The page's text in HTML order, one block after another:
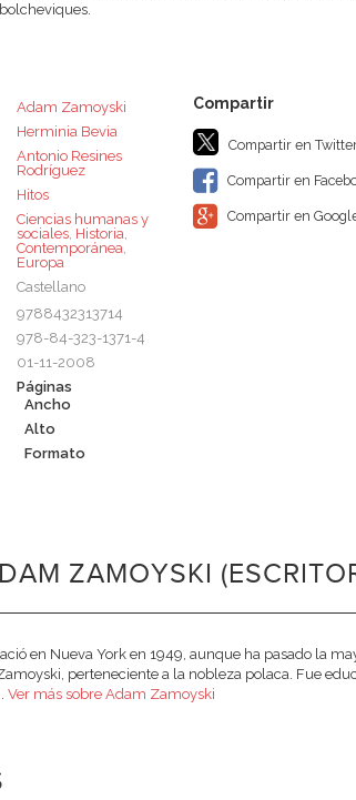
Adam Zamoyski
Herminia Bevia
Antonio Resines
Rodríguez
Hitos
Ciencias humanas y
sociales, Historia,
Contemporánea,
Europa
Castellano
9788432313714
978-84-323-1371-4
01-11-2008
Páginas
Ancho
Alto
Formato
Compartir en
Compartir en
Compartir en
ZAMOYSKI
en Nueva York en 1949, aunque ha pasado la
perteneciente a la nobleza polaca. Fue
Ver más sobre Adam Zamoyski